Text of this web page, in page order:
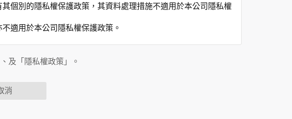
個別的隱私權保護政策，其資料處理措施不適用於本公司隱私權
適用於本公司隱私權保護政策。
的瀏覽器、瀏覽及點選資料記錄等，做為我們增進網站服務的
及「隱私權政策」。
消